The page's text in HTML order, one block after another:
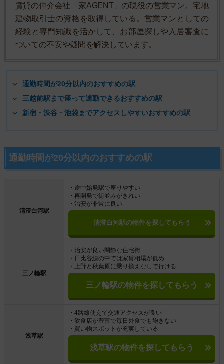
賃貸の仲介会社「家AGENT」の現役の営業マン。宅地
建物取引士の資格を取得している。営業マンとしての
経験と専門知識を活かして、お部屋探しや入居審査に
ついての不安や疑問を解決しています。
通勤時間が20分以内のおすすめの駅
三越前駅まで座って通勤できるおすすめの駅
新宿・渋谷・池袋までアクセスしやすいおすすめの駅
通勤時間が20分以内のおすすめの駅
清澄白河駅
・途中始発駅で座りやすい
・再開発で街並みがきれい
・治安が非常に良い
清澄白河駅の物件を探してもらう
三ノ輪駅
・治安が良い閑静な住宅街
・日比谷線の中では家賃相場が低め
・上野と秋葉原に乗り換えなしで行ける
三ノ輪駅の物件を探してもらう
浅草駅
・4路線使えて交通アクセスが良い
・飲食店が豊富で毎日外食でも飽きない
・買い物スポットが充実している
浅草駅の物件を探してもらう